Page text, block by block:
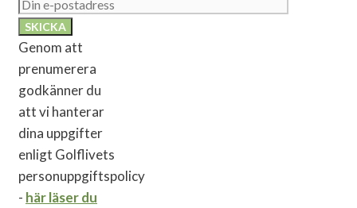
Genom att
prenumerera
godkänner du
att vi hanterar
dina uppgifter
enligt Golflivets
personuppgiftspolicy
- här läser du